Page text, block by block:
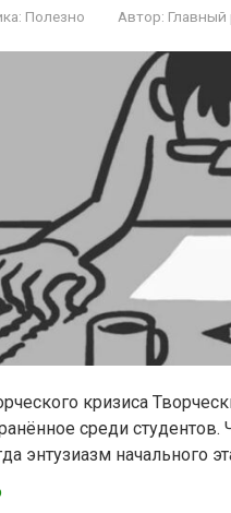
Полезно Автор: Главный
кризиса
среди
энтузиазм начального